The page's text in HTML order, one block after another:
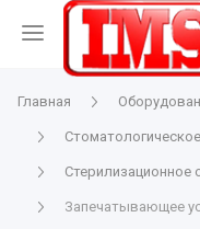
Главная
Стерилизационное
Запечатывающее